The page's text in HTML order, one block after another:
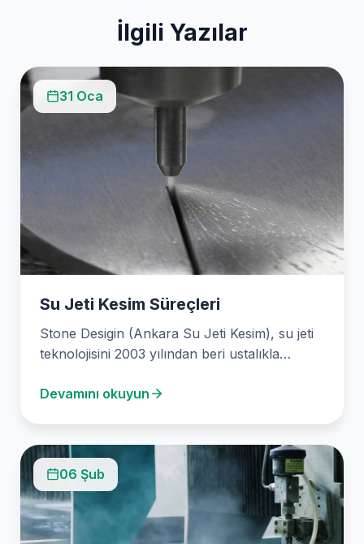
İlgili Yazılar
31 Oca
Su Jeti Kesim Süreçleri
Stone Desigin (Ankara Su Jeti Kesim), su jeti
teknolojisini 2003 yılından beri ustalıkla
Devamını okuyun
06 Şub